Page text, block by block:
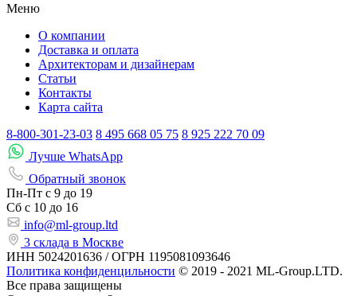
Меню
О компании
Доставка и оплата
Архитекторам и дизайнерам
Статьи
Контакты
Карта сайта
8-800-301-23-03 8 495 668 05 75 8 925 222 70 09
Лучше WhatsApp
Обратный звонок
Пн-Пт с 9 до 19
Сб с 10 до 16
info@ml-group.ltd
3 склада в Москве
ИНН 5024201636 / ОГРН 1195081093646
Политика конфиденцильности © 2019 - 2021 ML-Group.LTD.
Все права защищены